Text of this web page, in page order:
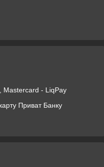
Mastercard - LiqPay
Приват Банку